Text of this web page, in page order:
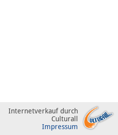
Internetverkauf durch
Culturall
Impressum